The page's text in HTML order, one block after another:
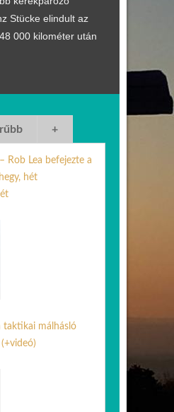
Stücke elindult az
000 kilométer után
+
Rob Lea befejezte a
hét
taktikai málhásló